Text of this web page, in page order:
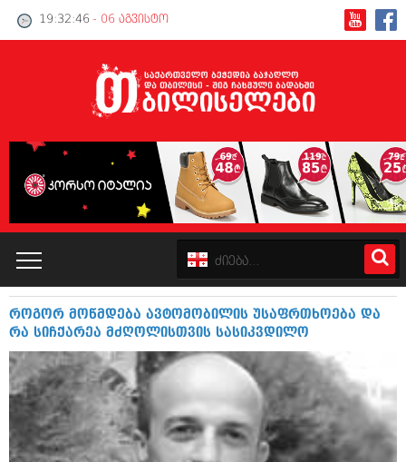
19:32:46 - 06 აგვისტო
კატალოგი
პოლიტიკა
ინტერვიუები
ამბები
როგორ მოწმდება ავტომობილის უსაფრთხოება და
რა სიჩქარეა მძღოლისთვის სასიკვდილო